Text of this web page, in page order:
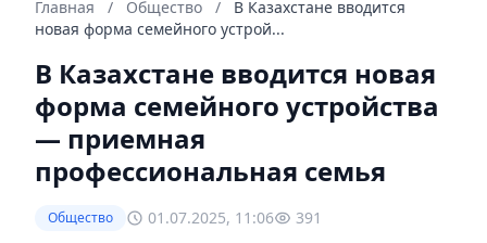
Главная / Общество /
В Казахстане вводится
новая форма семейного устрой...
В Казахстане вводится новая
форма семейного устройства
— приемная
профессиональная семья
Общество 01.07.2025, 11:06 391